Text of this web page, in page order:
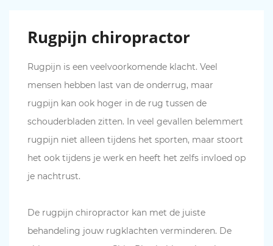
Rugpijn chiropractor
Rugpijn is een veelvoorkomende klacht. Veel
mensen hebben last van de onderrug, maar
rugpijn kan ook hoger in de rug tussen de
schouderbladen zitten. In veel gevallen belemmert
rugpijn niet alleen tijdens het sporten, maar stoort
het ook tijdens je werk en heeft het zelfs invloed op
je nachtrust.
De rugpijn chiropractor kan met de juiste
behandeling jouw rugklachten verminderen. De